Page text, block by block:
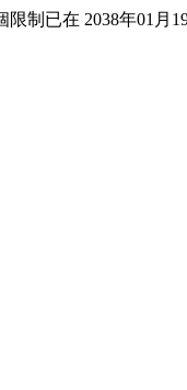
制已在 2038年01月